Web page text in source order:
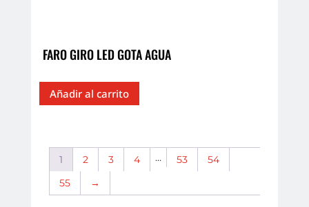
FARO GIRO LED GOTA AGUA
Añadir al carrito
1 2 3 4 … 53
54
55
→